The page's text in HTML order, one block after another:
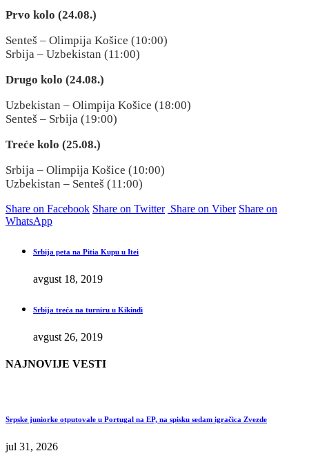
Prvo kolo (24.08.)
Senteš – Olimpija Košice (10:00)
Srbija – Uzbekistan (11:00)
Drugo kolo (24.08.)
Uzbekistan – Olimpija Košice (18:00)
Senteš – Srbija (19:00)
Treće kolo (25.08.)
Srbija – Olimpija Košice (10:00)
Uzbekistan – Senteš (11:00)
Share on Facebook Share on Twitter Share on Viber Share on
WhatsApp
Srbija peta na Pitia Kupu u Itei
avgust 18, 2019
Srbija treća na turniru u Kikindi
avgust 26, 2019
NAJNOVIJE VESTI
Srpske juniorke otputovale u Portugal na EP, na spisku sedam igračica Zvezde
jul 31, 2026